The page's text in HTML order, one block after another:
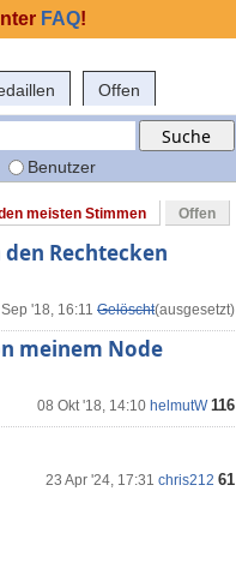
Offen
Benutzer
meisten Stimmen Offen
Rechtecken
'18, 16:11 Gelöscht(ausgesetzt)
meinem Node
08 Okt '18, 14:10 helmutW 116
23 Apr '24, 17:31 chris212 61
FAQ!